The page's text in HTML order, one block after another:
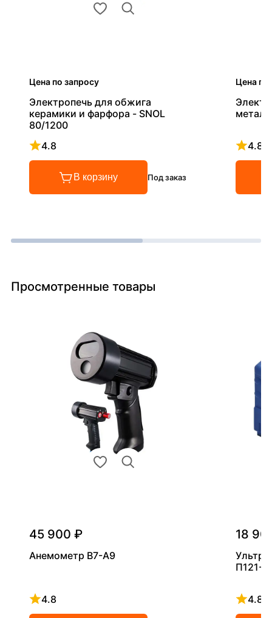
Цена по запросу
Электропечь для обжига
керамики и фарфора - SNOL
80/1200
4.8
Рейтинг 4.8 из 5
В корзину Под заказ
Цена по
4.8
Просмотренные товары
45 900 ₽
Анемометр В7-А9
4.8
Рейтинг 4.8 из 5
18
П121-
4.8